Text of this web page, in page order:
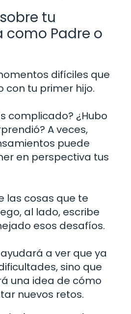
tu
como Padre o
difíciles que
con tu primer hijo.
complicado? ¿Hubo
A veces,
puede
en perspectiva tus
las cosas que te
al lado, escribe
esos desafíos.
a ver que ya
sino que
una idea de cómo
nuevos retos.